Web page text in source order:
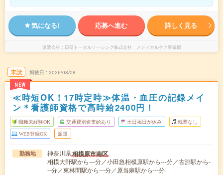
気になる! 応募へ進む 詳しく見る
派遣会社 日研トータルソーシング株式会社 メディカルケア事業部
未読
NEW
掲載日 2026/08/08
≪時短OK！17時定時≫体温・血圧の記録メイ
ン＊看護師資格で高時給2400円！
職種未経験OK 交通費別途支給あり 土日祝日が休み 残業なし
WEB登録OK 派遣
勤務地 神奈川県相模原市南区
相模大野駅から---分／小田急相模原駅から---分／古淵駅から-
--分／東林間駅から---分／原当麻駅から---分